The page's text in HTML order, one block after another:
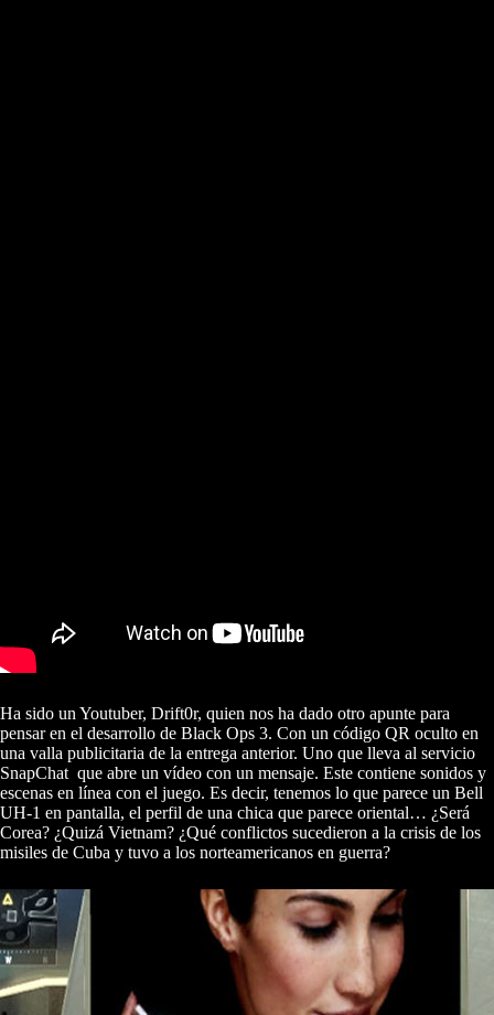
Ha sido un Youtuber, Drift0r, quien nos ha dado otro apunte para
pensar en el desarrollo de Black Ops 3. Con un código QR oculto en
una valla publicitaria de la entrega anterior. Uno que lleva al servicio
SnapChat que abre un vídeo con un mensaje. Este contiene sonidos y
escenas en línea con el juego. Es decir, tenemos lo que parece un Bell
UH-1 en pantalla, el perfil de una chica que parece oriental… ¿Será
Corea? ¿Quizá Vietnam? ¿Qué conflictos sucedieron a la crisis de los
misiles de Cuba y tuvo a los norteamericanos en guerra?